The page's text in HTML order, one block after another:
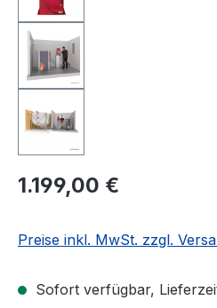
Regulärer Preis:
1.199,00 €
Preise inkl. MwSt. zzgl.
Sofort verfügbar,